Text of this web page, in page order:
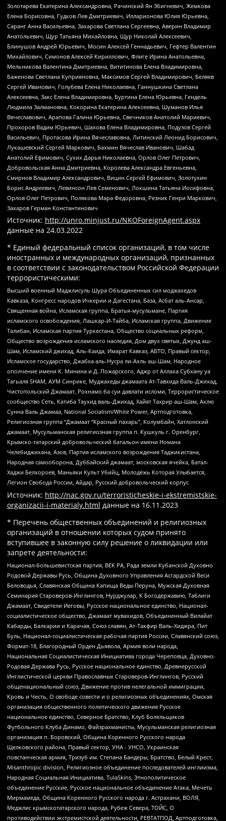
Золотарева Екатерина Александровна, Рачинский Ян Збигневич, Жемкова
Елена Борисовна, Гудков Лев Дмитриевич, Илларионова Юлия Юрьевна,
Саранг Анна Васильевна, Захарова Светлана Сергеевна, Аверин Владимир
Анатольевич, Щур Татьяна Михайловна, Щур Николай Алексеевич,
Блинушов Андрей Юрьевич, Мосин Алексей Геннадьевич, Гефтер Валентин
Михайлович, Симонов Алексей Кириллович, Флиге Ирина Анатольевна,
Мельникова Валентина Дмитриевна, Вититинова Елена Владимировна,
Баженова Светлана Куприяновна, Максимов Сергей Владимирович, Беляев
Сергей Иванович, Голубева Елена Николаевна, Ганнушкина Светлана
Алексеевна, Закс Елена Владимировна, Буртина Елена Юрьевна, Гендель
Людмила Залмановна, Кокорина Екатерина Алексеевна, Шуманов Илья
Вячеславович, Арапова Галина Юрьевна, Свечников Анатолий Мариевич,
Прохоров Вадим Юрьевич, Шахова Елена Владимировна, Подузов Сергей
Васильевич, Протасова Ирина Вячеславовна, Литинский Леонид Борисович,
Лукашевский Сергей Маркович, Бахмин Вячеслав Иванович, Шабад
Анатолий Ефимович, Сухих Дарья Николаевна, Орлов Олег Петрович,
Добровольская Анна Дмитриевна, Королева Александра Евгеньевна,
Смирнов Владимир Александрович, Вицин Сергей Ефимович, Золотухин
Борис Андреевич, Левинсон Лев Семенович, Локшина Татьяна Иосифовна,
Орлов Олег Петрович, Полякова Мара Федоровна, Резник Генри Маркович,
Захаров Герман Константинович
Источник: http://unro.minjust.ru/NKOForeignAgent.aspx
данные на 24.03.2022
* Единый федеральный список организаций, в том числе
иностранных и международных организаций, признанных
в соответствии с законодательством Российской Федерации
террористическими:
Высший военный Маджлисуль Шура Объединенных сил моджахедов
Кавказа, Конгресс народов Ичкерии и Дагестана, База, Асбат аль-Ансар,
Священная война, Исламская группа, Братья-мусульмане, Партия
исламского освобождения, Лашкар-И-Тайба, Исламская группа, Движение
Талибан, Исламская партия Туркестана, Общество социальных реформ,
Общество возрождения исламского наследия, Дом двух святых, Джунд аш-
Шам, Исламский джихад, Аль-Каида, Имарат Кавказ, АБТО, Правый сектор,
Исламское государство, Джабха аль-Нусра ли-Ахль аш-Шам, Народное
ополчение имени К. Минина и Д. Пожарского, Аджр от Аллаха Субхану уа
Тагьаля SHAM, АУМ Синрике, Муджахеды джамаата Ат-Тавхида Валь-Джихад,
Чистопольский Джамаат, Рохнамо ба суи давлати исломи, Террористическое
сообщество Сеть, Катиба Таухид валь-Джихад, Хайят Тахрир аш-Шам, Ахлю
Сунна Валь Джамаа, National Socialism/White Power, Артподготовка,
Религиозная группа “Джамаат “Красный пахарь”, Колумбайн, Хатлонский
джамаат, Мусульманская религиозная группа п. Кушкуль г. Оренбург,
Крымско-татарский добровольческий батальон имени Номана
Челебиджихана, Азов, Партия исламского возрождения Таджикистана,
Народная самооборона, Дуббайский джамаат, московская ячейка, Батал-
Хаджи Белхороев, Маньяки Культ Убийц, Молодёжь Которая Улыбается,
Легион Свобода России, Айдар, Русский добровольческий корпус
Источник: http://nac.gov.ru/terroristicheskie-i-ekstremistskie-
organizacii-i-materialy.html данные на 16.11.2023
* Перечень общественных объединений и религиозных
организаций в отношении которых судом принято
вступившее в законную силу решение о ликвидации или
запрете деятельности:
Национал-большевистская партия, ВЕК РА, Рада земли Кубанской Духовно
Родовой Державы Русь, Община Духовного Управления Асгардской Веси
Беловодья, Славянская Община Капища Веды Перуна, Мужская Духовная
Семинария Староверов-Инглингов, Нурджулар, К Богодержавию, Таблиги
Джамаат, Свидетели Иеговы, Русское национальное единство, Национал-
социалистическое общество, Джамаат мувахидов, Объединенный Вилайат
Кабарды, Балкарии и Карачая, Союз славян, Ат-Такфир Валь-Хиджра, Пит
Буль, Национал-социалистическая рабочая партия России, Славянский союз,
Формат-18, Благородный Орден Дьявола, Армия воли народа,
Национальная Социалистическая Инициатива города Череповца, Духовно-
Родовая Держава Русь, Русское национальное единство, Древнерусской
Инглистической церкви Православных Староверов-Инглингов, Русский
общенациональный союз, Движение против нелегальной иммиграции,
Кровь и Честь, О свободе совести и о религиозных объединениях, Омская
организация общественного политического движения Русское
национальное единство, Северное Братство, Клуб Болельщиков
Футбольного Клуба Динамо, Файзрахманисты, Мусульманская религиозная
организация п. Боровский, Община Коренного Русского народа
Щелковского района, Правый сектор, УНА - УНСО, Украинская
повстанческая армия, Тризуб им. Степана Бандеры, Братство, Белый Крест,
Misanthropic division, Религиозное объединение последователей инглиизма,
Народная Социальная Инициатива, TulaSkins, Этнополитическое
объединение Русские, Русское национальное объединение Атака, Мечеть
Мирмамеда, Община Коренного Русского народа г. Астрахани, ВОЛЯ,
Меджлис крымскотатарского народа, Рубеж Севера, ТОЙС, О
противодействии экстремистской деятельности, РЕВТАТПОД, Артподготовка,